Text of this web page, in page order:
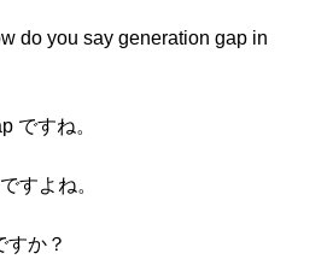
do you say generation gap in
ですね。
すよね。
すか？